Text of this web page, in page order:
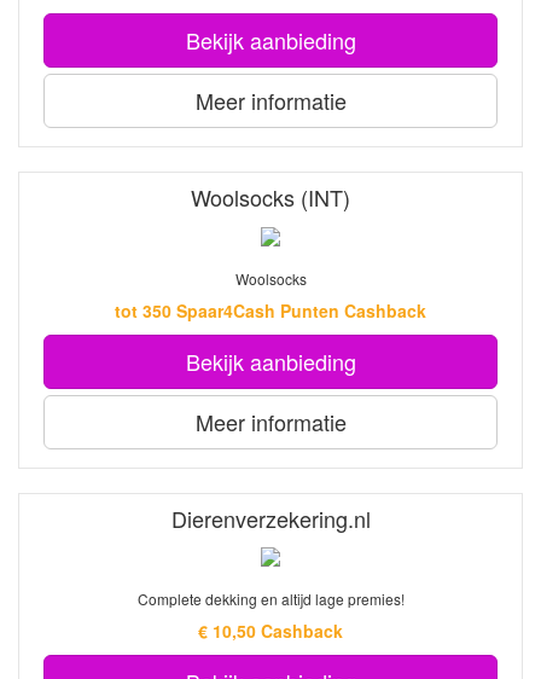
Bekijk aanbieding
Meer informatie
Woolsocks (INT)
Woolsocks
tot 350 Spaar4Cash Punten Cashback
Bekijk aanbieding
Meer informatie
Dierenverzekering.nl
Complete dekking en altijd lage premies!
€ 10,50 Cashback